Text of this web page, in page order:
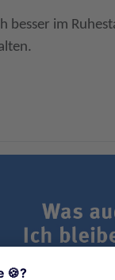
besser im